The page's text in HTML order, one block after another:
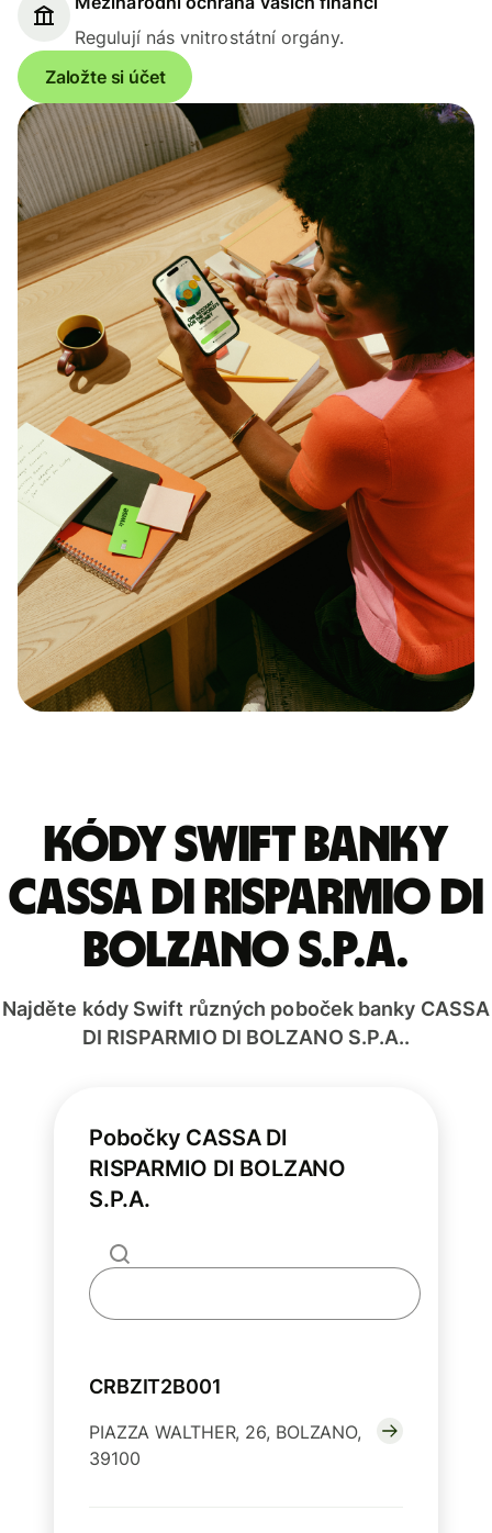
Regulují nás vnitrostátní orgány.
Založte si účet
Kódy Swift banky
CASSA DI RISPARMIO DI
BOLZANO S.P.A.
Najděte kódy Swift různých poboček banky CASSA
DI RISPARMIO DI BOLZANO S.P.A..
Pobočky CASSA DI
RISPARMIO DI BOLZANO
S.P.A.
CRBZIT2B001
PIAZZA WALTHER, 26, BOLZANO,
39100